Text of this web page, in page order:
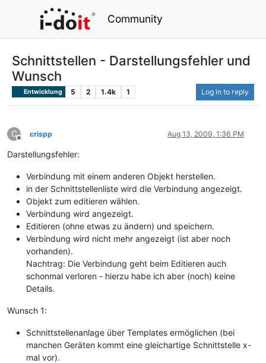
Community
Schnittstellen - Darstellungsfehler und
Wunsch
Entwicklung 5 2 1.4k 1 Log in to reply
C
Offline
crispp Aug 13, 2009, 1:36 PM
Darstellungsfehler:
Verbindung mit einem anderen Objekt herstellen.
in der Schnittstellenliste wird die Verbindung angezeigt.
Objekt zum editieren wählen.
Verbindung wird angezeigt.
Editieren (ohne etwas zu ändern) und speichern.
Verbindung wird nicht mehr angezeigt (ist aber noch
vorhanden).
Nachtrag: Die Verbindung geht beim Editieren auch
schonmal verloren - hierzu habe ich aber (noch) keine
Details.
Wunsch 1:
Schnittstellenanlage über Templates ermöglichen (bei
manchen Geräten kommt eine gleichartige Schnittstelle x-
mal vor).